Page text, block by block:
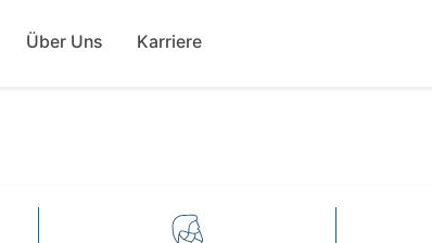
zum
Über Uns Karriere